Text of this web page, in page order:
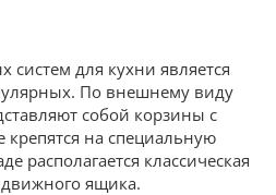
для кухни является
По внешнему виду
собой корзины с
на специальную
располагается классическая
ящика.